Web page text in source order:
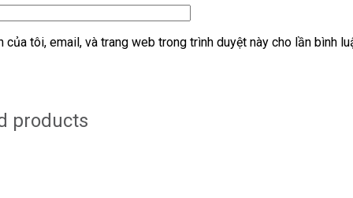
của tôi, email, và trang web trong trình duyệt này cho lần bình
products